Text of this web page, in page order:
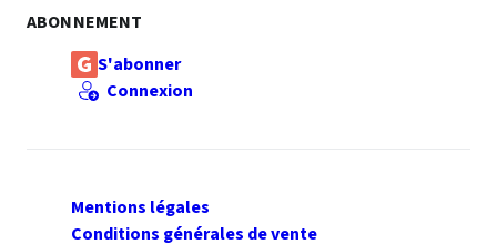
ABONNEMENT
S'abonner
Connexion
Mentions légales
Conditions générales de vente